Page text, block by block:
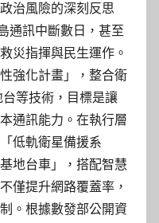
治風險的深刻反思
通訊中斷數日，甚至
災指揮與民生運作。
強化計畫」，整合衛
等技術，目標是讓
通訊能力。在執行層
低軌衛星備援系
地台車」，搭配智慧
僅提升網路覆蓋率，
。根據數發部公開資